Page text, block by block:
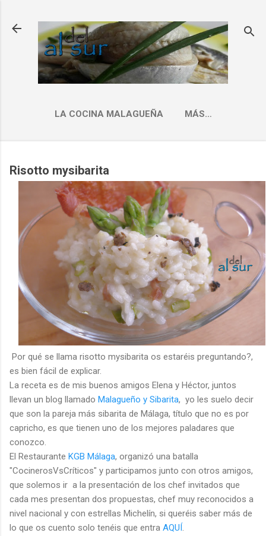
LA COCINA MALAGUEÑA MÁS…
INDICE RECETAS
Risotto mysibarita
Por qué se llama risotto mysibarita os estaréis preguntando?,
es bien fácil de explicar.
La receta es de mis buenos amigos Elena y Héctor, juntos
llevan un blog llamado Malagueño y Sibarita, yo les suelo decir
que son la pareja más sibarita de Málaga, título que no es por
capricho, es que tienen uno de los mejores paladares que
conozco.
El Restaurante KGB Málaga, organizó una batalla
"CocinerosVsCríticos" y participamos junto con otros amigos,
que solemos ir a la presentación de los chef invitados que
cada mes presentan dos propuestas, chef muy reconocidos a
nivel nacional y con estrellas Michelín, si queréis saber más de
lo que os cuento solo tenéis que entra AQUÍ .